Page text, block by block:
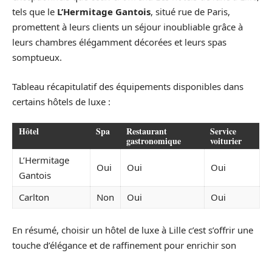
tels que le L’Hermitage Gantois, situé rue de Paris,
promettent à leurs clients un séjour inoubliable grâce à
leurs chambres élégamment décorées et leurs spas
somptueux.
Tableau récapitulatif des équipements disponibles dans
certains hôtels de luxe :
Hôtel Spa Restaurant
gastronomique
Service
voiturier
L’Hermitage
Gantois
Oui Oui Oui
Carlton Non Oui Oui
En résumé, choisir un hôtel de luxe à Lille c’est s’offrir une
touche d’élégance et de raffinement pour enrichir son